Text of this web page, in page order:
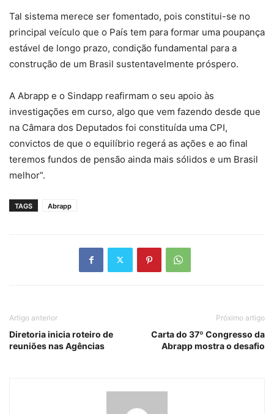
Tal sistema merece ser fomentado, pois constitui-se no
principal veículo que o País tem para formar uma poupança
estável de longo prazo, condição fundamental para a
construção de um Brasil sustentavelmente próspero.
A Abrapp e o Sindapp reafirmam o seu apoio às
investigações em curso, algo que vem fazendo desde que
na Câmara dos Deputados foi constituída uma CPI,
convictos de que o equilíbrio regerá as ações e ao final
teremos fundos de pensão ainda mais sólidos e um Brasil
melhor”.
TAGS Abrapp
Artigo anterior
Diretoria inicia roteiro de
reuniões nas Agências
Próximo artigo
Carta do 37º Congresso da
Abrapp mostra o desafio